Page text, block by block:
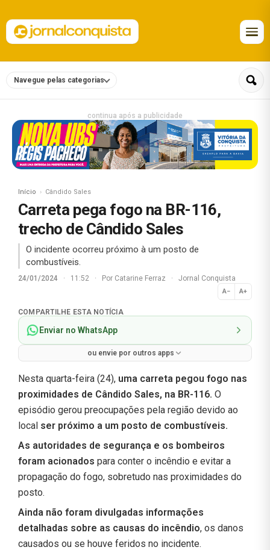
Navegue pelas categorias
continua após a publicidade
Início Cândido Sales
Carreta pega fogo na BR-116,
trecho de Cândido Sales
O incidente ocorreu próximo à um posto de
combustíveis.
24/01/2024 · 11:52 · Por Catarine Ferraz · Jornal Conquista
A− A+
Normal
COMPARTILHE ESTA NOTÍCIA
Enviar no WhatsApp
ou envie por outros apps
Nesta quarta-feira (24), uma carreta pegou fogo nas
proximidades de Cândido Sales, na BR-116. O
episódio gerou preocupações pela região devido ao
local ser próximo a um posto de combustíveis.
As autoridades de segurança e os bombeiros
foram acionados para conter o incêndio e evitar a
propagação do fogo, sobretudo nas proximidades do
posto.
Ainda não foram divulgadas informações
detalhadas sobre as causas do incêndio, os danos
causados ou se houve feridos no incidente.